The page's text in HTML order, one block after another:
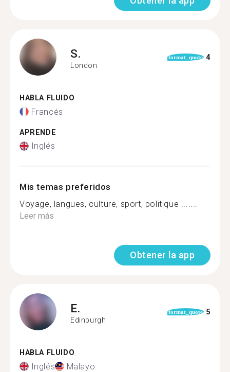
S.
London
format_quote 4
HABLA FLUIDO
Francés
APRENDE
Inglés
Mis temas preferidos
Voyage, langues, culture, sport, politique .......
Leer más
Obtener la app
E.
Edinburgh
format_quote 5
HABLA FLUIDO
Inglés Malayo